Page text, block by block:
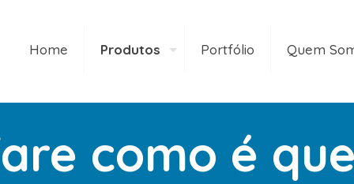
Home Produtos Portfólio Quem
como é